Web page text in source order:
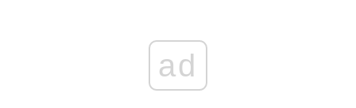
ad